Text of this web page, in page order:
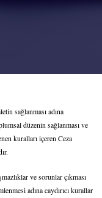
sağlanması adına
düzenin sağlanması ve
kuralları içeren Ceza
ve sorunlar çıkması
adına caydırıcı kurallar